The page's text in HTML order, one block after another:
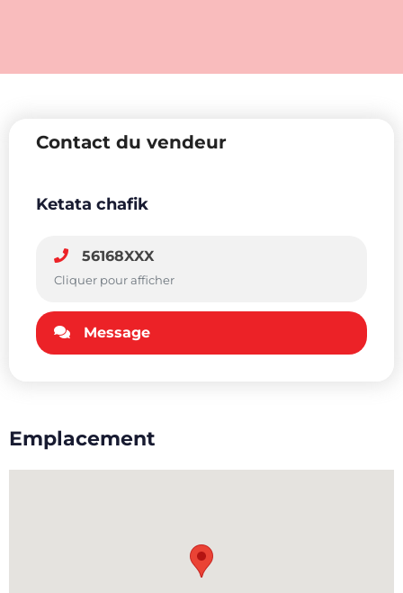
Contact du vendeur
Ketata chafik
56168XXX
Cliquer pour afficher
Message
Emplacement